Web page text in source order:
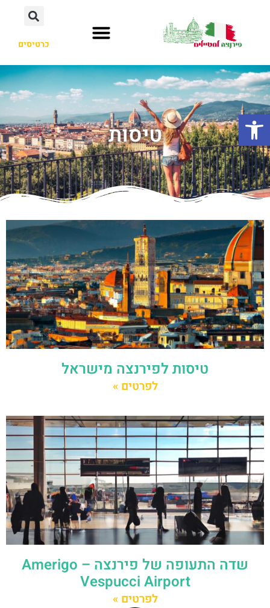
כרטיסים
טיסות
טיסות לפירנצה מישראל
לפרטים »
שדה התעופה של פירנצה – Amerigo
Vespucci Airport
לפרטים »
פתח סרגל נגישות